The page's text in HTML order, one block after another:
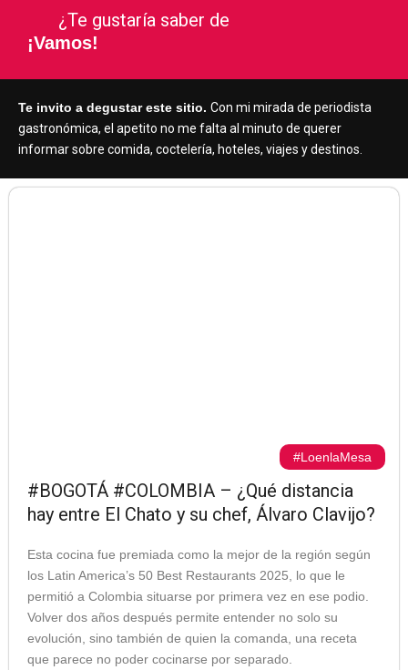
¿Te gustaría saber de
¡Vamos!
Te invito a degustar este sitio. Con mi mirada de periodista
gastronómica, el apetito no me falta al minuto de querer
informar sobre comida, coctelería, hoteles, viajes y destinos.
#LoenlaMesa
#BOGOTÁ #COLOMBIA – ¿Qué distancia
hay entre El Chato y su chef, Álvaro Clavijo?
Esta cocina fue premiada como la mejor de la región según
los Latin America’s 50 Best Restaurants 2025, lo que le
permitió a Colombia situarse por primera vez en ese podio.
Volver dos años después permite entender no solo su
evolución, sino también de quien la comanda, una receta
que parece no poder cocinarse por separado.